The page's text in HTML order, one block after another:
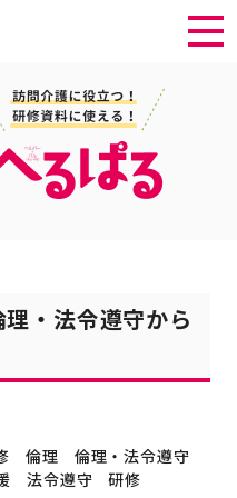
・法令遵守から
倫理
倫理・法令遵守
法令遵守
研修